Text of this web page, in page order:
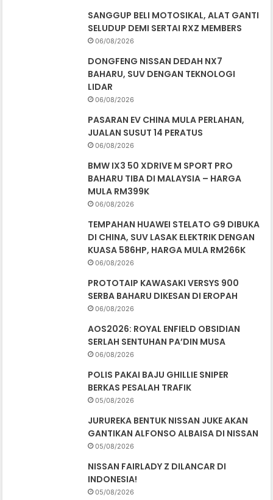
SANGGUP BELI MOTOSIKAL, ALAT GANTI
SELUDUP DEMI SERTAI RXZ MEMBERS
06/08/2026
DONGFENG NISSAN DEDAH NX7
BAHARU, SUV DENGAN TEKNOLOGI
LIDAR
06/08/2026
PASARAN EV CHINA MULA PERLAHAN,
JUALAN SUSUT 14 PERATUS
06/08/2026
BMW IX3 50 XDRIVE M SPORT PRO
BAHARU TIBA DI MALAYSIA – HARGA
MULA RM399K
06/08/2026
TEMPAHAN HUAWEI STELATO G9 DIBUKA
DI CHINA, SUV LASAK ELEKTRIK DENGAN
KUASA 586HP, HARGA MULA RM266K
06/08/2026
PROTOTAIP KAWASAKI VERSYS 900
SERBA BAHARU DIKESAN DI EROPAH
06/08/2026
AOS2026: ROYAL ENFIELD OBSIDIAN
SERLAH SENTUHAN PA’DIN MUSA
06/08/2026
POLIS PAKAI BAJU GHILLIE SNIPER
BERKAS PESALAH TRAFIK
05/08/2026
JURUREKA BENTUK NISSAN JUKE AKAN
GANTIKAN ALFONSO ALBAISA DI NISSAN
05/08/2026
NISSAN FAIRLADY Z DILANCAR DI
INDONESIA!
05/08/2026